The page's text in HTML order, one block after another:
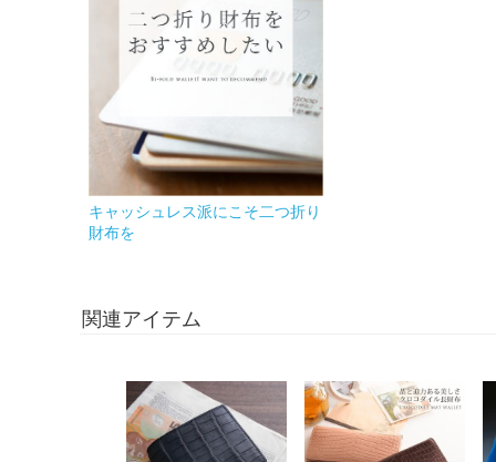
キャッシュレス派にこそ二つ折り
財布を
関連アイテム